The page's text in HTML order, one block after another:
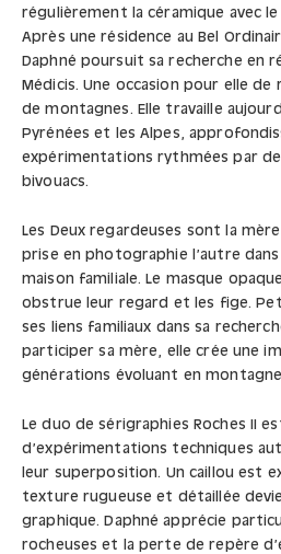
régulièrement la céramique avec
Après une résidence au Bel
Daphné poursuit sa recherche en
Médicis. Une occasion pour elle
de montagnes. Elle travaille
Pyrénées et les Alpes,
expérimentations rythmées par
bivouacs.
Les Deux regardeuses sont la
prise en photographie l’autre
maison familiale. Le masque
obstrue leur regard et les fige.
ses liens familiaux dans sa
participer sa mère, elle crée une
générations évoluant en
Le duo de sérigraphies Roches II
d’expérimentations techniques
leur superposition. Un caillou est
texture rugueuse et détaillée
graphique. Daphné apprécie
rocheuses et la perte de repère